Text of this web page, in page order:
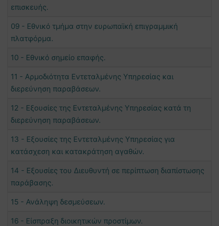
επισκευής.
09 - Εθνικό τμήμα στην ευρωπαϊκή επιγραμμική
πλατφόρμα.
10 - Εθνικό σημείο επαφής.
11 - Αρμοδιότητα Εντεταλμένης Υπηρεσίας και
διερεύνηση παραβάσεων.
12 - Εξουσίες της Εντεταλμένης Υπηρεσίας κατά τη
διερεύνηση παραβάσεων.
13 - Εξουσίες της Εντεταλμένης Υπηρεσίας για
κατάσχεση και κατακράτηση αγαθών.
14 - Εξουσίες του Διευθυντή σε περίπτωση διαπίστωσης
παράβασης.
15 - Ανάληψη δεσμεύσεων.
16 - Είσπραξη διοικητικών προστίμων.